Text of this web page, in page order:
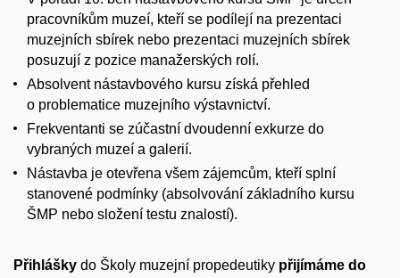
pracovníkům muzeí, kteří se podílejí na prezentaci
muzejních sbírek nebo prezentaci muzejních sbírek
posuzují z pozice manažerských rolí.
Absolvent nástavbového kursu získá přehled
o problematice muzejního výstavnictví.
Frekventanti se zúčastní dvoudenní exkurze do
vybraných muzeí a galerií.
Nástavba je otevřena všem zájemcům, kteří splní
stanovené podmínky (absolvování základního kursu
ŠMP nebo složení testu znalostí).
Přihlášky do Školy muzejní propedeutiky přijímáme do